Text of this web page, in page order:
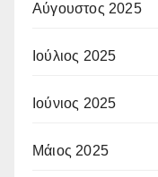
Αύγουστος 2025
Ιούλιος 2025
Ιούνιος 2025
Μάιος 2025